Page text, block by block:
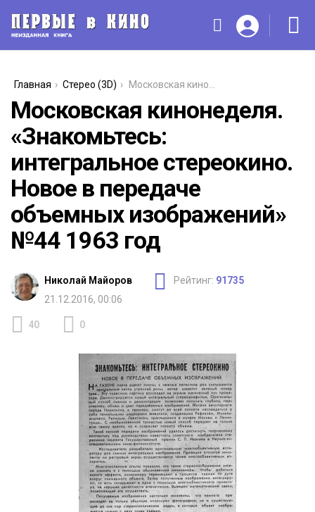
You are here:
Главная Стерео (3D) Московская кинонеделя. «Знакомьтесь: интегральное стереокино. Новое в передаче объемных изображений» №44 1963 год
Московская кинонеделя.
«Знакомьтесь:
интегральное стереокино.
Новое в передаче
объемных изображений»
№44 1963 год
Николай Майоров Рейтинг: 91735
21.12.2016, 00:06
40 0